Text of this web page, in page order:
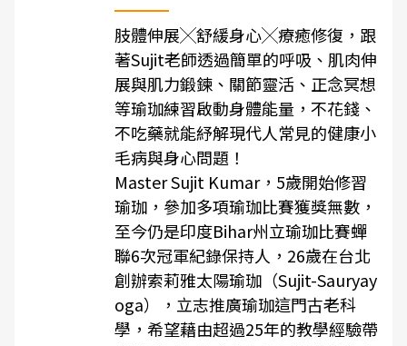
肢體伸展╳舒緩身心╳療癒修復，跟
著Sujit老師透過簡單的呼吸、肌肉伸
展與肌力鍛鍊、關節靈活、正念冥想
等瑜珈練習啟動身體能量，不花錢、
不吃藥就能紓解現代人常見的健康小
毛病與身心問題！
Master Sujit Kumar，5歲開始修習
瑜珈，參加多項瑜珈比賽獲獎無數，
至今仍是印度Bihar州立瑜珈比賽蟬
聯6次冠軍紀錄保持人，26歲在台北
創辦索莉雅太陽瑜珈（Sujit-Sauryay
oga），立志推廣瑜珈這門古老科
學，希望藉由超過25年的教學經驗帶